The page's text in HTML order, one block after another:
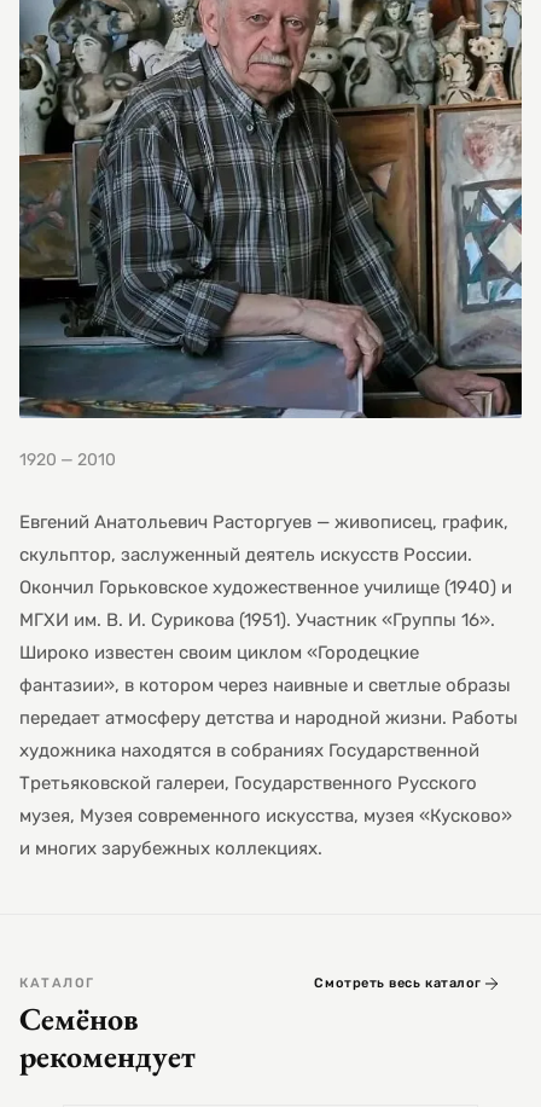
1920 — 2010
Евгений Анатольевич Расторгуев — живописец, график,
скульптор, заслуженный деятель искусств России.
Окончил Горьковское художественное училище (1940) и
МГХИ им. В. И. Сурикова (1951). Участник «Группы 16».
Широко известен своим циклом «Городецкие
фантазии», в котором через наивные и светлые образы
передает атмосферу детства и народной жизни. Работы
художника находятся в собраниях Государственной
Третьяковской галереи, Государственного Русского
музея, Музея современного искусства, музея «Кусково»
и многих зарубежных коллекциях.
КАТАЛОГ
Семёнов
рекомендует
Смотреть весь каталог